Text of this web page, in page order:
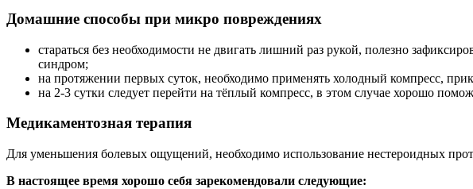
Домашние способы при микро повреждениях
стараться без необходимости не двигать лишний раз рукой, полезно
синдром;
на протяжении первых суток, необходимо применять холодный компресс,
на 2-3 сутки следует перейти на тёплый компресс, в этом случае хорошо
Медикаментозная терапия
Для уменьшения болевых ощущений, необходимо использование нестероидных
В настоящее время хорошо себя зарекомендовали следующие: